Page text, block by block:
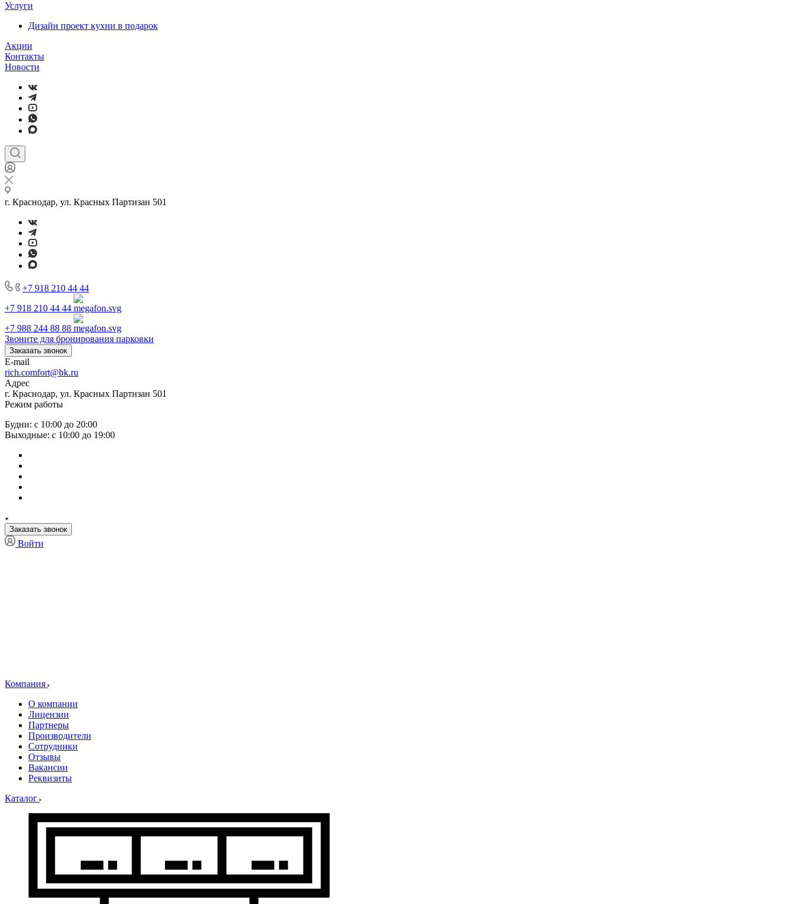
Услуги
Дизайн проект кухни в подарок
Акции
Контакты
Новости
г. Краснодар, ул. Красных Партизан 501
+7 918 210 44 44
+7 918 210 44 44
+7 988 244 88 88
Звоните для бронирования парковки
Заказать звонок
E-mail
rich.comfort@bk.ru
Адрес
г. Краснодар, ул. Красных Партизан 501
Режим работы
Будни: с 10:00 до 20:00
Выходные: с 10:00 до 19:00
Заказать звонок
Войти
Компания
О компании
Лицензии
Партнеры
Производители
Сотрудники
Отзывы
Вакансии
Реквизиты
Каталог